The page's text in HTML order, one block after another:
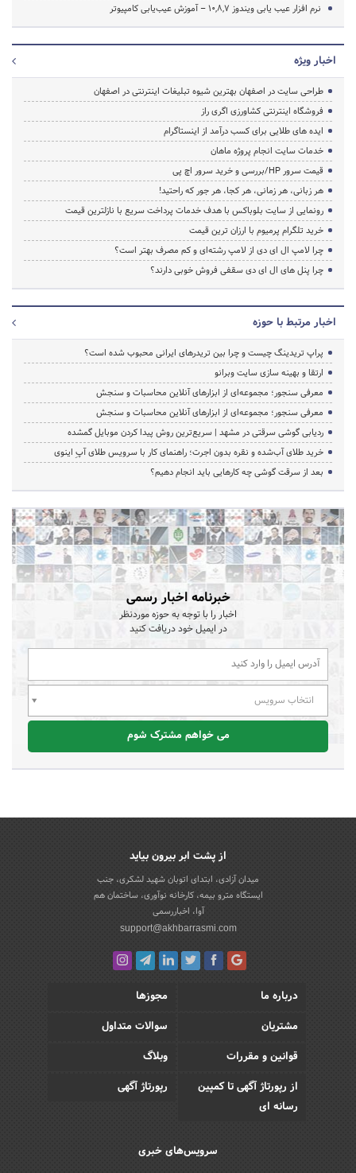
نرم افزار عیب یابی ویندوز 10,8,7 – آموزش عیب‌یابی کامپیوتر
اخبار ویژه
طراحی سایت در اصفهان بهترین شیوه تبلیغات اینترنتی در اصفهان
فروشگاه اینترنتی کشاورزی اگری راز
ایده های طلایی برای کسب درآمد از اینستاگرام
خدمات سایت انجام پروژه ماهان
قیمت سرور HP/بررسی و خرید سرور اچ پی
هر زبانی، هر زمانی، هر کجا، هر جور که راحتید!
رونمایی از سایت بلوباکس با هدف خدمات پرداخت سریع با نازلترین قیمت
خرید تلگرام پرمیوم با ارزان ترین قیمت
چرا لامپ ال ای دی از لامپ رشته‌ای و کم مصرف بهتر است؟
چرا پنل های ال ای دی سقفی فروش خوبی دارند؟
اخبار مرتبط با حوزه
پراپ تریدینگ چیست و چرا بین تریدرهای ایرانی محبوب شده است؟
ارتقا و بهینه سازی سایت وبرانو
معرفی سنجور؛ مجموعه‌ای از ابزارهای آنلاین محاسبات و سنجش
معرفی سنجور؛ مجموعه‌ای از ابزارهای آنلاین محاسبات و سنجش
ردیابی گوشی سرقتی در مشهد | سریع‌ترین روش پیدا کردن موبایل گمشده
خرید طلای آب‌شده و نقره بدون اجرت؛ راهنمای کار با سرویس طلای آپِ اینوی
بعد از سرقت گوشی چه کارهایی باید انجام دهیم؟
خبرنامه اخبار رسمی
اخبار را با توجه به حوزه موردنظر
در ایمیل خود دریافت کنید
انتخاب سرویس
می خواهم مشترک شوم
از پشت ابر بیرون بیاید
میدان آزادی، ابتدای اتوبان شهید لشکری، جنب
ایستگاه مترو بیمه، کارخانه نوآوری، ساختمان هم
آوا، اخباررسمی
support@akhbarrasmi.com
درباره ما
مجوزها
مشتریان
سوالات متداول
قوانین و مقررات
وبلاگ
از رپورتاژ آگهی تا کمپین
رسانه ای
رپورتاژ آگهی
سرویس‌های خبری